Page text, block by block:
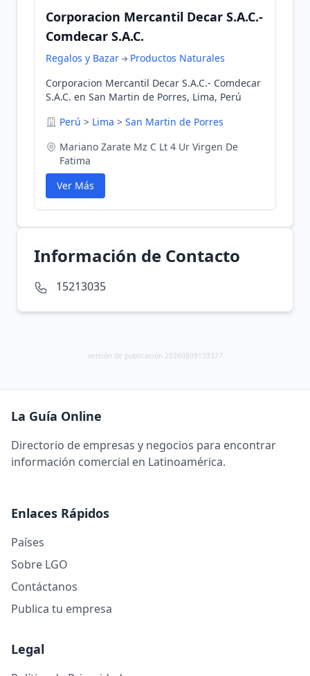
Corporacion Mercantil Decar S.A.C.-
Comdecar S.A.C.
Regalos y Bazar
Productos Naturales
Corporacion Mercantil Decar S.A.C.- Comdecar
S.A.C. en San Martin de Porres, Lima, Perú
Perú > Lima > San Martin de Porres
Mariano Zarate Mz C Lt 4 Ur Virgen De
Fatima
Ver Más
Información de Contacto
15213035
versión de publicación 20260809133327
La Guía Online
Directorio de empresas y negocios para encontrar
información comercial en Latinoamérica.
Enlaces Rápidos
Países
Sobre LGO
Contáctanos
Publica tu empresa
Legal